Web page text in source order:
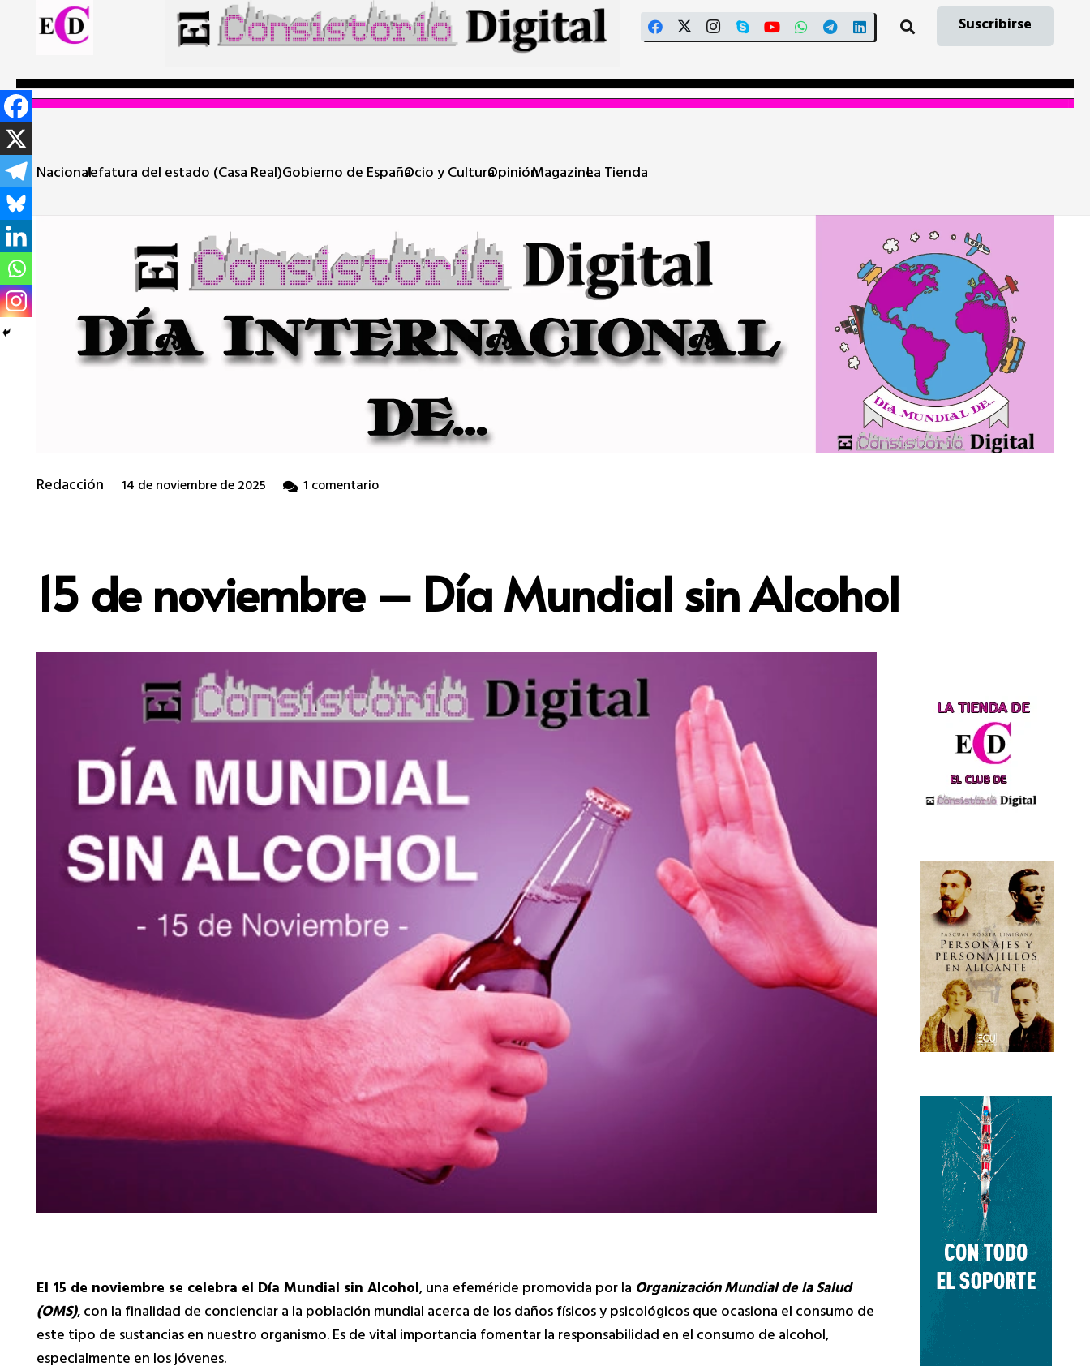
Suscribirse
NacionalJefatura del estado (Casa Real)Gobierno de EspañaOcio y CulturaOpiniónMagazineLa Tienda
Redacción 14 de noviembre de 2025 1comentario
15 de noviembre – Día Mundial sin Alcohol
El 15 de noviembre se celebra el Día Mundial sin Alcohol, una efeméride promovida por la Organización Mundial de la Salud
(OMS), con la finalidad de concienciar a la población mundial acerca de los daños físicos y psicológicos que ocasiona el consumo de
este tipo de sustancias en nuestro organismo. Es de vital importancia fomentar la responsabilidad en el consumo de alcohol,
especialmente en los jóvenes.